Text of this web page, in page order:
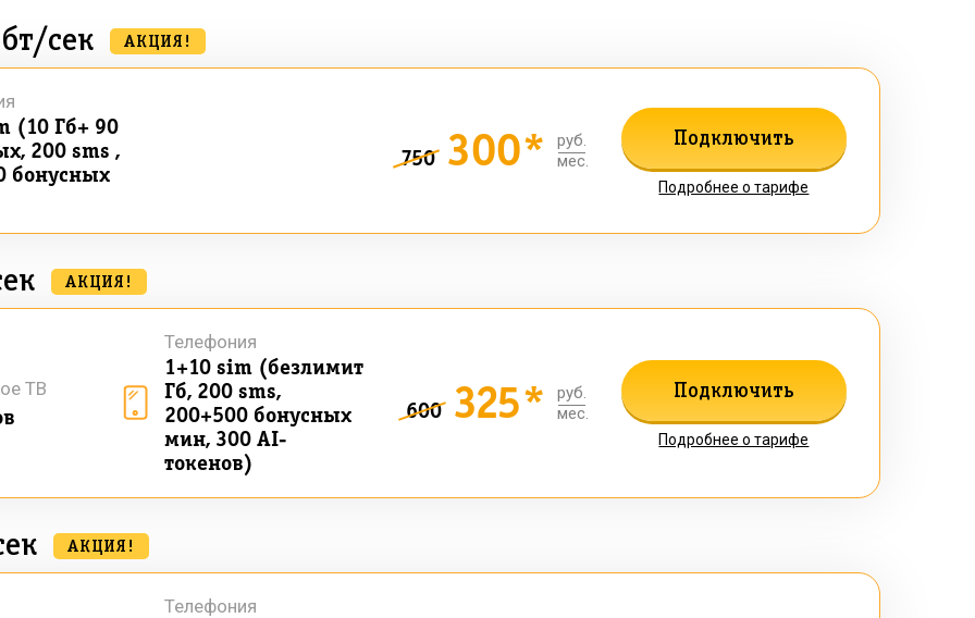
сек АКЦИЯ!
(10 Гб+ 90
200 sms ,
бонусных
750 300*
руб.
мес.
Подключить
Подробнее о тарифе
АКЦИЯ!
ТВ
1+10 sim (безлимит
Гб, 200 sms,
200+500 бонусных
мин, 300 AI-
токенов)
Телефония
600 325*
руб.
мес.
Подключить
Подробнее о тарифе
АКЦИЯ!
Телефония